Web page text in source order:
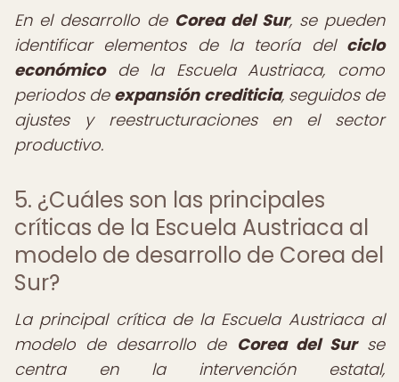
En el desarrollo de Corea del Sur, se pueden
identificar elementos de la teoría del ciclo
económicode la Escuela Austriaca, como
periodos de expansión crediticia, seguidos de
ajustes y reestructuraciones en el sector
productivo.
5. ¿Cuáles son las principales
críticas de la Escuela Austriaca al
modelo de desarrollo de Corea del
Sur?
La principal crítica de la Escuela Austriaca al
modelo de desarrollo de Corea del Surse
centra en la intervención estatal,